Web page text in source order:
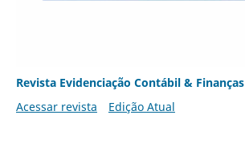
Revista Evidenciação Contábil & Finanças
Acessar revista
Edição Atual